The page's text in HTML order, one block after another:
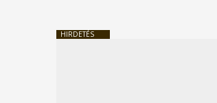
HIRDETÉS